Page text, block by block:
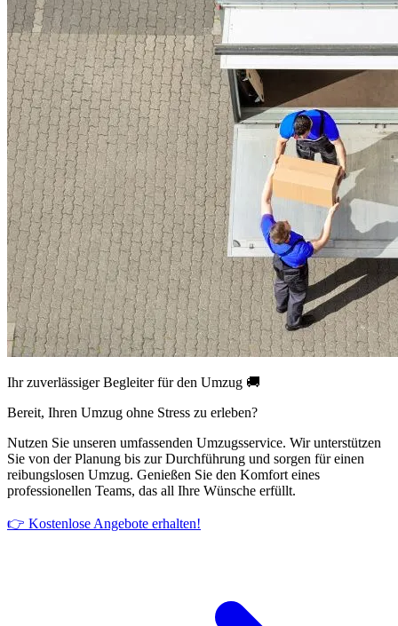
Ihr zuverlässiger Begleiter für den Umzug 🚚
Bereit, Ihren Umzug ohne Stress zu erleben?
Nutzen Sie unseren umfassenden Umzugsservice. Wir unterstützen
Sie von der Planung bis zur Durchführung und sorgen für einen
reibungslosen Umzug. Genießen Sie den Komfort eines
professionellen Teams, das all Ihre Wünsche erfüllt.
👉 Kostenlose Angebote erhalten!